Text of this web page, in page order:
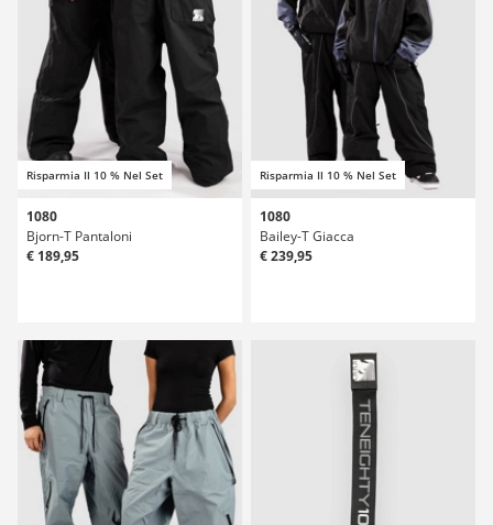
Risparmia Il 10 % Nel Set
1080
Bjorn-T Pantaloni
€ 189,95
Risparmia Il 10 % Nel Set
1080
Bailey-T Giacca
€ 239,95